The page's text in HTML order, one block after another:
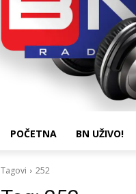
POČETNA BN UŽIVO!
Tagovi 252